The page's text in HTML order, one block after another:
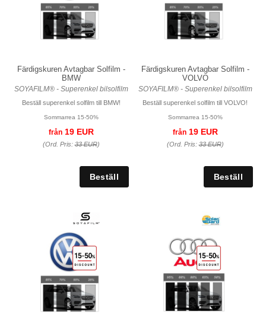
Färdigskuren Avtagbar Solfilm -
BMW
SOYAFILM® - Superenkel bilsolfilm
Beställ superenkel solfilm till BMW!
Sommarrea 15-50%
från19 EUR
(Ord. Pris:33 EUR)
Färdigskuren Avtagbar Solfilm -
VOLVO
SOYAFILM® - Superenkel bilsolfilm
Beställ superenkel solfilm till VOLVO!
Sommarrea 15-50%
från19 EUR
(Ord. Pris:33 EUR)